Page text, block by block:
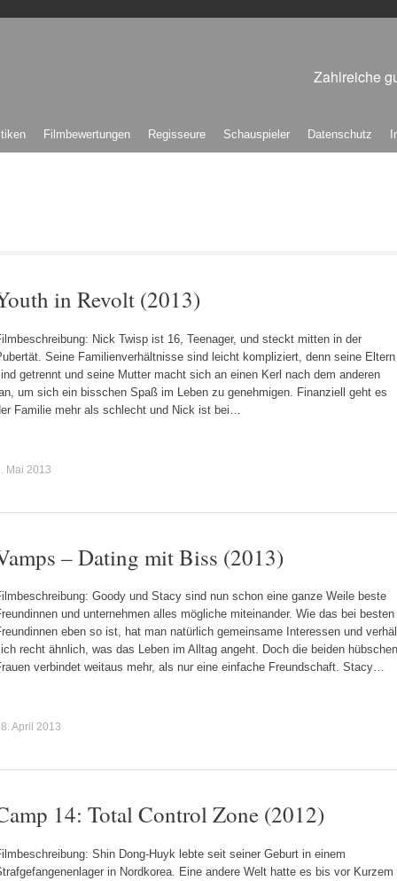
Zahlreiche
Filmbewertungen Regisseure Schauspieler Datenschutz
in Revolt (2013)
Nick Twisp ist 16, Teenager, und steckt mitten in der
Seine Familienverhältnisse sind leicht kompliziert, denn seine Eltern
getrennt und seine Mutter macht sich an einen Kerl nach dem anderen
um sich ein bisschen Spaß im Leben zu genehmigen. Finanziell geht es
Familie mehr als schlecht und Nick ist bei…
Mai 2013
– Dating mit Biss (2013)
Goody und Stacy sind nun schon eine ganze Weile beste
und unternehmen alles mögliche miteinander. Wie das bei besten
eben so ist, hat man natürlich gemeinsame Interessen und
recht ähnlich, was das Leben im Alltag angeht. Doch die beiden hübschen
verbindet weitaus mehr, als nur eine einfache Freundschaft. Stacy…
April 2013
14: Total Control Zone (2012)
Shin Dong-Huyk lebte seit seiner Geburt in einem
in Nordkorea. Eine andere Welt hatte es bis vor Kurzem